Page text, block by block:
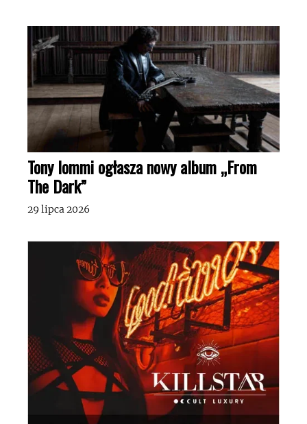
Tony Iommi ogłasza nowy album „From
The Dark”
29 lipca 2026